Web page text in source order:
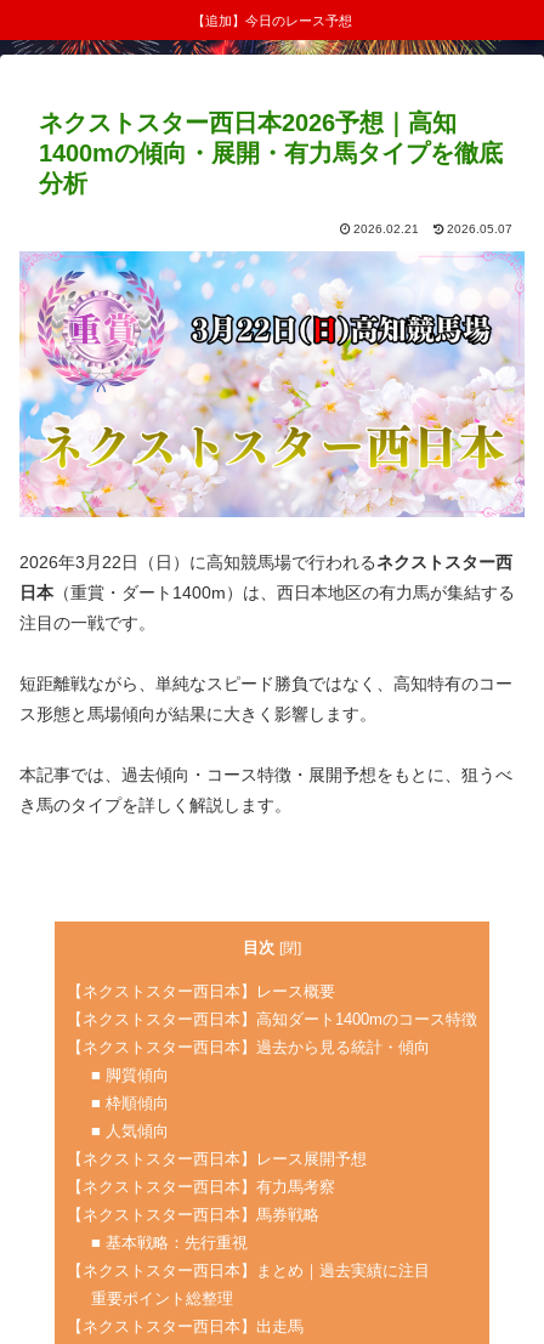
【追加】今日のレース予想
ネクストスター西日本2026予想｜高知
1400mの傾向・展開・有力馬タイプを徹底
分析
2026.02.21 2026.05.07
2026年3月22日（日）に高知競馬場で行われるネクストスター西
日本 （重賞・ダート1400m）は、西日本地区の有力馬が集結する
注目の一戦です。
短距離戦ながら、単純なスピード勝負ではなく、高知特有のコー
ス形態と馬場傾向が結果に大きく影響します。
本記事では、過去傾向・コース特徴・展開予想をもとに、狙うべ
き馬のタイプを詳しく解説します。
目次 [閉]
【ネクストスター西日本】レース概要
【ネクストスター西日本】高知ダート1400mのコース特徴
【ネクストスター西日本】過去から見る統計・傾向
■ 脚質傾向
■ 枠順傾向
■ 人気傾向
【ネクストスター西日本】レース展開予想
【ネクストスター西日本】有力馬考察
【ネクストスター西日本】馬券戦略
■ 基本戦略：先行重視
【ネクストスター西日本】まとめ｜過去実績に注目
重要ポイント総整理
【ネクストスター西日本】出走馬